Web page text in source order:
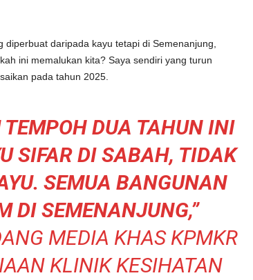
daripada kayu tetapi di Semenanjung,
ini memalukan kita? Saya sendiri yang turun
pada tahun 2025.
DUA TAHUN INI
SIFAR DI SABAH, TIDAK
SEMUA BANGUNAN
DI SEMENANJUNG,”
MEDIA KHAS KPMKR
KLINIK KESIHATAN